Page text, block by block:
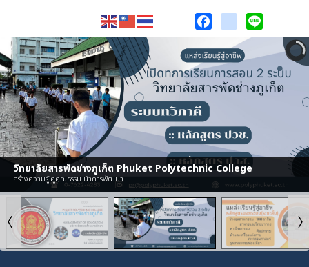
Facebookyoutube
Line
วิทยาลัยสารพัดช่างภูเก็ต Phuket Polytechnic College
สร้างความรู้ คู่คุณธรรม นำการพัฒนา